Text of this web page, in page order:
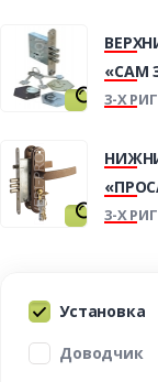
«САМ
3-Х
3-Х
Установка
Доводчик